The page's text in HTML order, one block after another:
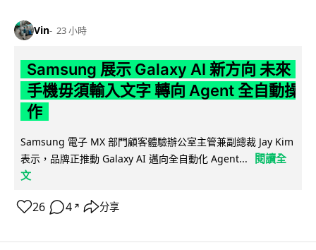
Vin 23 小時
Samsung 展示 Galaxy AI 新方向 未來
手機毋須輸入文字 轉向 Agent 全自動操
作
Samsung 電子 MX 部門顧客體驗辦公室主管兼副總裁 Jay Kim
表示，品牌正推動 Galaxy AI 邁向全自動化 Agent...
閱讀全
文
26 4 ↗ 分享